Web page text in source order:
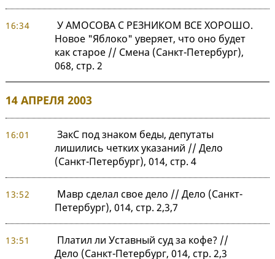
16:34
У АМОСОВА С РЕЗНИКОМ ВСЕ ХОРОШО.
Новое "Яблоко" уверяет, что оно будет
как старое // Смена (Санкт-Петербург),
068, стр. 2
14 АПРЕЛЯ 2003
16:01
ЗакС под знаком беды, депутаты
лишились четких указаний // Дело
(Санкт-Петербург), 014, стр. 4
13:52
Мавр сделал свое дело // Дело (Санкт-
Петербург), 014, стр. 2,3,7
13:51
Платил ли Уставный суд за кофе? //
Дело (Санкт-Петербург, 014, стр. 2,3